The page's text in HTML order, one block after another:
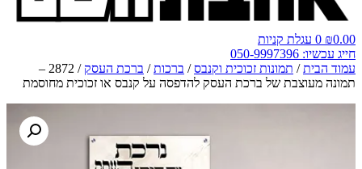
₪0.00
0 עגלת קניות
חייג עכשיו: 050-9997396
עמוד הבית/ תמונות זכוכית וקנבס/ ברכות/ ברכת העסק
/ 2872 –
תמונה מעוצבת של ברכת העסק להדפסה על קנבס או זכוכית מחוסמת